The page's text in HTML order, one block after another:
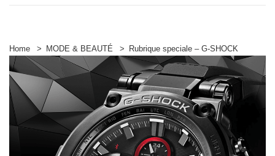
e
n
u
Home > MODE & BEAUTÉ > Rubrique speciale – G-SHOCK